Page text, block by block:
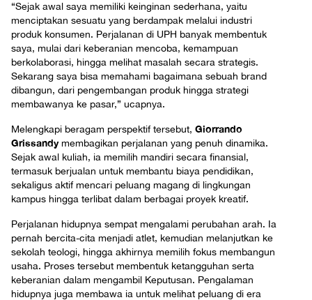
“Sejak awal saya memiliki keinginan sederhana, yaitu
menciptakan sesuatu yang berdampak melalui industri
produk konsumen. Perjalanan di UPH banyak membentuk
saya, mulai dari keberanian mencoba, kemampuan
berkolaborasi, hingga melihat masalah secara strategis.
Sekarang saya bisa memahami bagaimana sebuah brand
dibangun, dari pengembangan produk hingga strategi
membawanya ke pasar,” ucapnya.
Melengkapi beragam perspektif tersebut, Giorrando
Grissandymembagikan perjalanan yang penuh dinamika.
Sejak awal kuliah, ia memilih mandiri secara finansial,
termasuk berjualan untuk membantu biaya pendidikan,
sekaligus aktif mencari peluang magang di lingkungan
kampus hingga terlibat dalam berbagai proyek kreatif.
Perjalanan hidupnya sempat mengalami perubahan arah. Ia
pernah bercita-cita menjadi atlet, kemudian melanjutkan ke
sekolah teologi, hingga akhirnya memilih fokus membangun
usaha. Proses tersebut membentuk ketangguhan serta
keberanian dalam mengambil Keputusan. Pengalaman
hidupnya juga membawa ia untuk melihat peluang di era